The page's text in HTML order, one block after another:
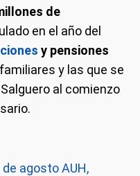
de
en el año del
y pensiones
y las que se
al comienzo
agosto AUH,